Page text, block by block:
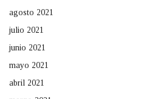
agosto 2021
julio 2021
junio 2021
mayo 2021
abril 2021